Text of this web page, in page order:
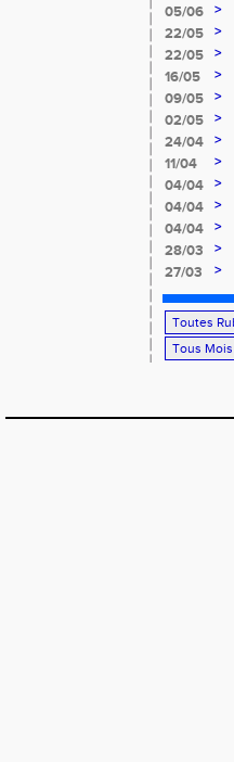
05/06
>
22/05
>
22/05
>
16/05
>
09/05
>
02/05
>
24/04
>
11/04
>
04/04
>
04/04
>
04/04
>
28/03
>
27/03
>